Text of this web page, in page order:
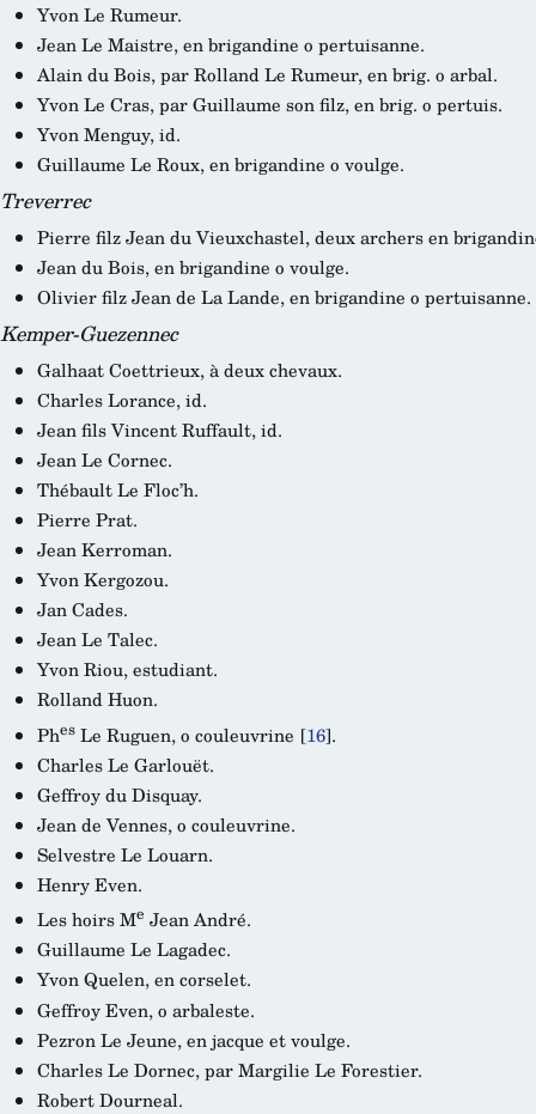
Yvon Le Rumeur.
Jean Le Maistre, en brigandine o pertuisanne.
Alain du Bois, par Rolland Le Rumeur, en brig. o arbal.
Yvon Le Cras, par Guillaume son filz, en brig. o pertuis.
Yvon Menguy, id.
Guillaume Le Roux, en brigandine o voulge.
Treverrec
Pierre filz Jean du Vieuxchastel, deux archers en
Jean du Bois, en brigandine o voulge.
Olivier filz Jean de La Lande, en brigandine o pertuisanne.
Kemper-Guezennec
Galhaat Coettrieux, à deux chevaux.
Charles Lorance, id.
Jean fils Vincent Ruffault, id.
Jean Le Cornec.
Thébault Le Floc’h.
Pierre Prat.
Jean Kerroman.
Yvon Kergozou.
Jan Cades.
Jean Le Talec.
Yvon Riou, estudiant.
Rolland Huon.
PhesLe Ruguen, o couleuvrine [16].
Charles Le Garlouët.
Geffroy du Disquay.
Jean de Vennes, o couleuvrine.
Selvestre Le Louarn.
Henry Even.
Les hoirs Me Jean André.
Guillaume Le Lagadec.
Yvon Quelen, en corselet.
Geffroy Even, o arbaleste.
Pezron Le Jeune, en jacque et voulge.
Charles Le Dornec, par Margilie Le Forestier.
Robert Dourneal.